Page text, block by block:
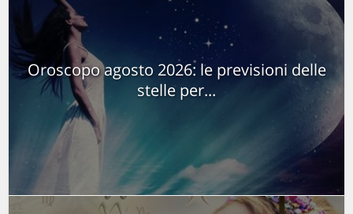
Oroscopo agosto 2026: le previsioni delle
stelle per...